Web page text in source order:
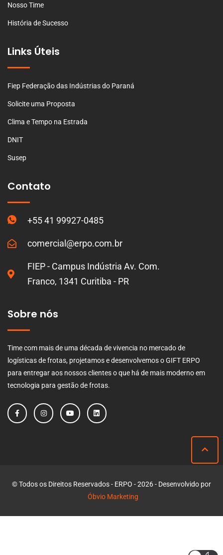
Nosso Time
História de Sucesso
Links Úteis
Fiep Federação das Indústrias do Paraná
Solicite uma Proposta
Clima e Tempo na Estrada
DNIT
Susep
Contato
+55 41 99927-0485
comercial@erpo.com.br
FIEP - Campus Indústria Av. Com.
Franco, 1341 Curitiba - PR
Sobre nós
Time com mais de uma década de vivencia no mercado de
logísticas de frotas, projetamos e desenvolvemos o GIFT ERPO
para entregar aos nossos clientes o que há de mais moderno em
tecnologia para gestão de frotas.
© Todos os Direitos Reservados - ERPO - 2026 - Desenvolvido por
Óbvio Marketing